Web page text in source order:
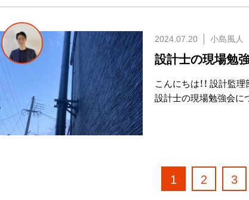
2024.07.20 小島風人
設計士の現場勉
こんにちは！！ 設計監
設計士の現場勉強会
1 2 3